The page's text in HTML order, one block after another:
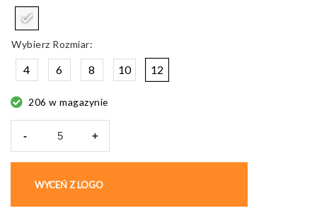
Rozmiar
4 6 8 10 12
206 w magazynie
-
KIDS
WH.
+
WYCEŃ Z LOGO